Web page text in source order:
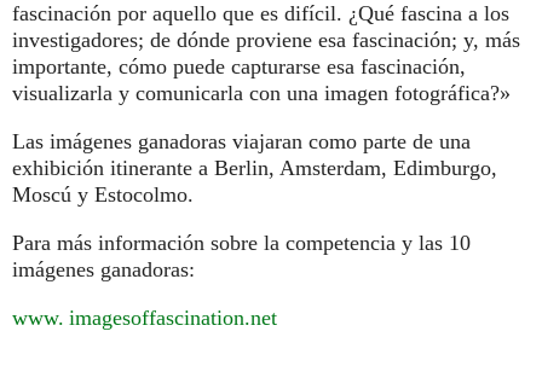
fascinación por aquello que es difícil. ¿Qué fascina a los
investigadores; de dónde proviene esa fascinación; y, más
importante, cómo puede capturarse esa fascinación,
visualizarla y comunicarla con una imagen fotográfica?»
Las imágenes ganadoras viajaran como parte de una
exhibición itinerante a Berlin, Amsterdam, Edimburgo,
Moscú y Estocolmo.
Para más información sobre la competencia y las 10
imágenes ganadoras:
www. imagesoffascination.net